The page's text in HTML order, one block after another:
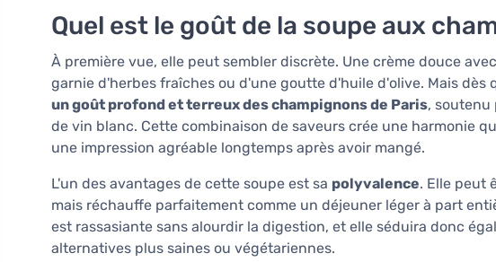
Quel est le goût de la soupe aux
À première vue, elle peut sembler discrète. Une crème douce
garnie d'herbes fraîches ou d'une goutte d'huile d'olive. Mais dès
un goût profond et terreux des champignons de Paris, soutenu
de vin blanc. Cette combinaison de saveurs crée une harmonie
une impression agréable longtemps après avoir mangé.
L'un des avantages de cette soupe est sa polyvalence. Elle peut
mais réchauffe parfaitement comme un déjeuner léger à part
est rassasiante sans alourdir la digestion, et elle séduira donc
alternatives plus saines ou végétariennes.